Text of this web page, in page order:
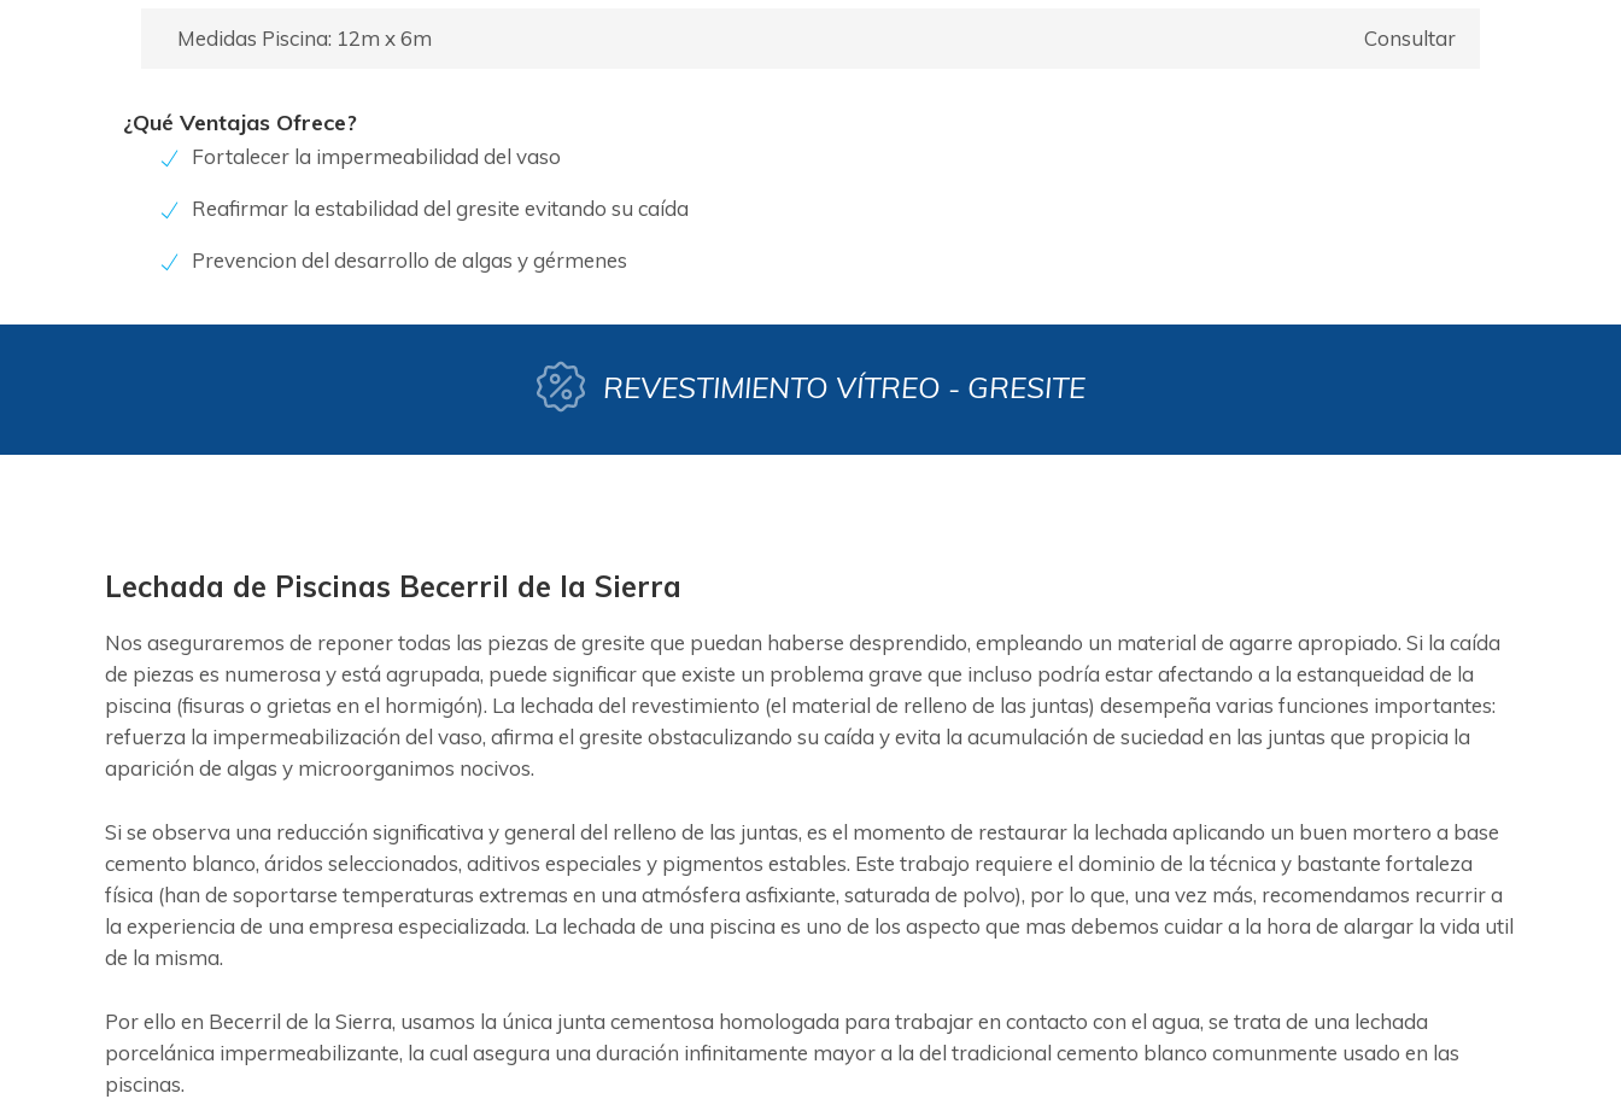
Medidas Piscina: 12m x 6m Consultar
¿Qué Ventajas Ofrece?
Fortalecer la impermeabilidad del vaso
Reafirmar la estabilidad del gresite evitando su caída
Prevencion del desarrollo de algas y gérmenes
REVESTIMIENTO VÍTREO - GRESITE
Lechada de Piscinas Becerril de la Sierra
Nos aseguraremos de reponer todas las piezas de gresite que puedan haberse desprendido, empleando un material de agarre apropiado. Si la caída
de piezas es numerosa y está agrupada, puede significar que existe un problema grave que incluso podría estar afectando a la estanqueidad de la
piscina (fisuras o grietas en el hormigón). La lechada del revestimiento (el material de relleno de las juntas) desempeña varias funciones importantes:
refuerza la impermeabilización del vaso, afirma el gresite obstaculizando su caída y evita la acumulación de suciedad en las juntas que propicia la
aparición de algas y microorganimos nocivos.
Si se observa una reducción significativa y general del relleno de las juntas, es el momento de restaurar la lechada aplicando un buen mortero a base
cemento blanco, áridos seleccionados, aditivos especiales y pigmentos estables. Este trabajo requiere el dominio de la técnica y bastante fortaleza
física (han de soportarse temperaturas extremas en una atmósfera asfixiante, saturada de polvo), por lo que, una vez más, recomendamos recurrir a
la experiencia de una empresa especializada. La lechada de una piscina es uno de los aspecto que mas debemos cuidar a la hora de alargar la vida util
de la misma.
Por ello en Becerril de la Sierra, usamos la única junta cementosa homologada para trabajar en contacto con el agua, se trata de una lechada
porcelánica impermeabilizante, la cual asegura una duración infinitamente mayor a la del tradicional cemento blanco comunmente usado en las
piscinas.